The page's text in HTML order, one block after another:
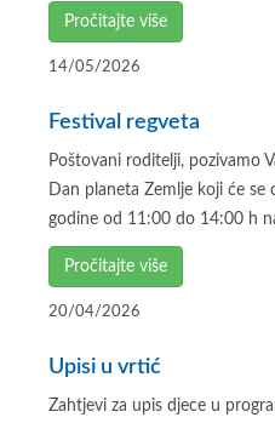
Pročitajte više
14/05/2026
Festival regveta
Poštovani roditelji, pozivamo
Dan planeta Zemlje koji će
godine od 11:00 do 14:00 h
Pročitajte više
20/04/2026
Upisi u vrtić
Zahtjevi za upis djece u